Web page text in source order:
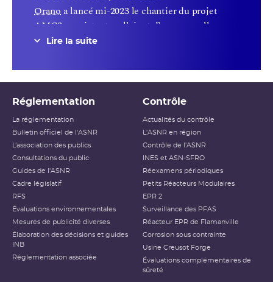
Oranoa lancé mi-2023 le chantier du projet
AMC2 consistant en l’ajout d’une nouvelle
installation destinée au lavage et au rinçage de
installation remplacera l’AMC existante qui est
située dans l’INBS. La création de l’AMC2 a été
autorisée par le décret n° 2023‑1220 du
19 décembre 2023 et l’ASNR a contrôlé la fin du
chantier et a autorisé la mise en service par la
décision n°2025-DC-026 de l’ASNR du
27 novembre 2025. Par ailleurs, les rejets
d’effluents de l’INB 178-U ont été encadrés par
les décisions n°2025-DC-022 et n°2025-DC-023
de l’ASNR du 21 octobre 2025 (modalités et
limites de rejet).
En janvier 2023, Orano avait été autorisé par
l’ASN à mettre en service les deux premiers
bâtiments de l’installation d’entreposage
d’uranium de retraitement, dénommée
Lire la suite
Réglementation
La réglementation
Bulletin officiel de l'ASNR
L’association des publics
Consultations du public
Guides de l'ASNR
Cadre législatif
RFS
Évaluations environnementales
Mesures de publicité diverses
Élaboration des décisions et guides
INB
Réglementation associée
Contrôle
Actualités du contrôle
L'ASNR en région
Contrôle de l'ASNR
INES et ASN-SFRO
Réexamens périodiques
Petits Réacteurs Modulaires
EPR 2
Surveillance des PFAS
Réacteur EPR de Flamanville
Corrosion sous contrainte
Usine Creusot Forge
Évaluations complémentaires de
sûreté